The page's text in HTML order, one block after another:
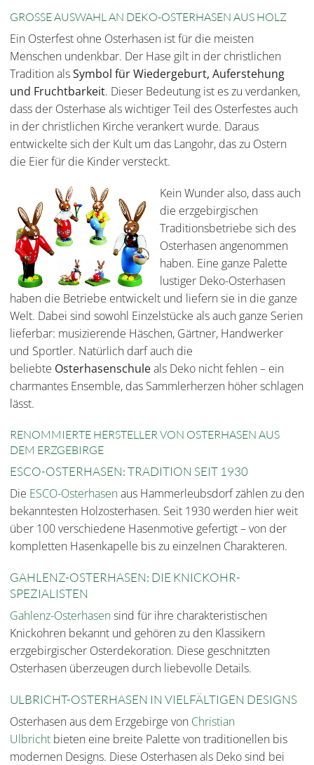
GROSSE AUSWAHL AN DEKO-OSTERHASEN AUS HOLZ
Ein Osterfest ohne Osterhasen ist für die meisten
Menschen undenkbar. Der Hase gilt in der christlichen
Tradition alsSymbol für Wiedergeburt, Auferstehung
und Fruchtbarkeit. Dieser Bedeutung ist es zu verdanken,
dass der Osterhase als wichtiger Teil des Osterfestes auch
in der christlichen Kirche verankert wurde. Daraus
entwickelte sich der Kult um das Langohr, das zu Ostern
die Eier für die Kinder versteckt.
Kein Wunder also, dass auch
die erzgebirgischen
Traditionsbetriebe sich des
Osterhasen angenommen
haben. Eine ganze Palette
lustiger Deko-Osterhasen
haben die Betriebe entwickelt und liefern sie in die ganze
Welt. Dabei sind sowohl Einzelstücke als auch ganze Serien
lieferbar: musizierende Häschen, Gärtner, Handwerker
und Sportler. Natürlich darf auch die
beliebte Osterhasenschuleals Deko nicht fehlen – ein
charmantes Ensemble, das Sammlerherzen höher schlagen
lässt.
RENOMMIERTE HERSTELLER VON OSTERHASEN AUS
DEM ERZGEBIRGE
ESCO-OSTERHASEN: TRADITION SEIT 1930
Die ESCO-Osterhasenaus Hammerleubsdorf zählen zu den
bekanntesten Holzosterhasen. Seit 1930 werden hier weit
über 100 verschiedene Hasenmotive gefertigt – von der
kompletten Hasenkapelle bis zu einzelnen Charakteren.
GAHLENZ-OSTERHASEN: DIE KNICKOHR-
SPEZIALISTEN
Gahlenz-Osterhasensind für ihre charakteristischen
Knickohren bekannt und gehören zu den Klassikern
erzgebirgischer Osterdekoration. Diese geschnitzten
Osterhasen überzeugen durch liebevolle Details.
ULBRICHT-OSTERHASEN IN VIELFÄLTIGEN DESIGNS
Osterhasen aus dem Erzgebirge von Christian
Ulbricht bieten eine breite Palette von traditionellen bis
modernen Designs. Diese Osterhasen als Deko sind bei